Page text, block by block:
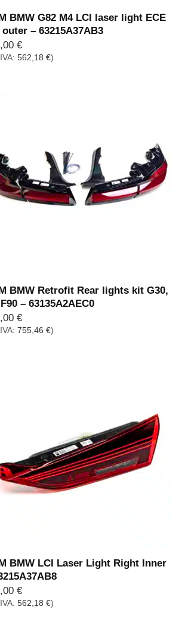
BMW G82 M4 LCI laser light ECE
– 63215A37AB3
€
562,18€)
BMW Retrofit Rear lights kit G30,
– 63135A2AEC0
€
755,46€)
BMW LCI Laser Light Right Inner
€
562,18€)